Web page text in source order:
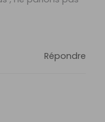
Répondre